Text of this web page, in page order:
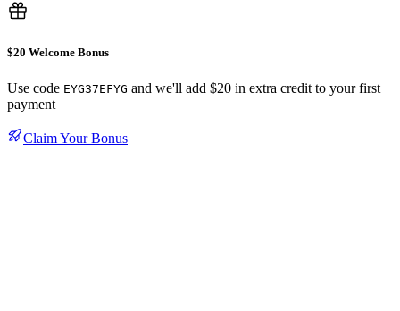
$20 Welcome Bonus
Use code EYG37EFYG and we'll add $20 in extra credit to your first
payment
Claim Your Bonus